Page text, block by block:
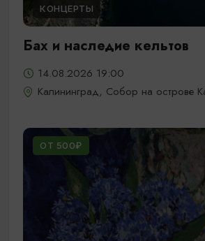
КОНЦЕРТЫ
Бах и наследие кельтов
14.08.2026 19:00
Калининград, Собор на острове
ОТ 500₽